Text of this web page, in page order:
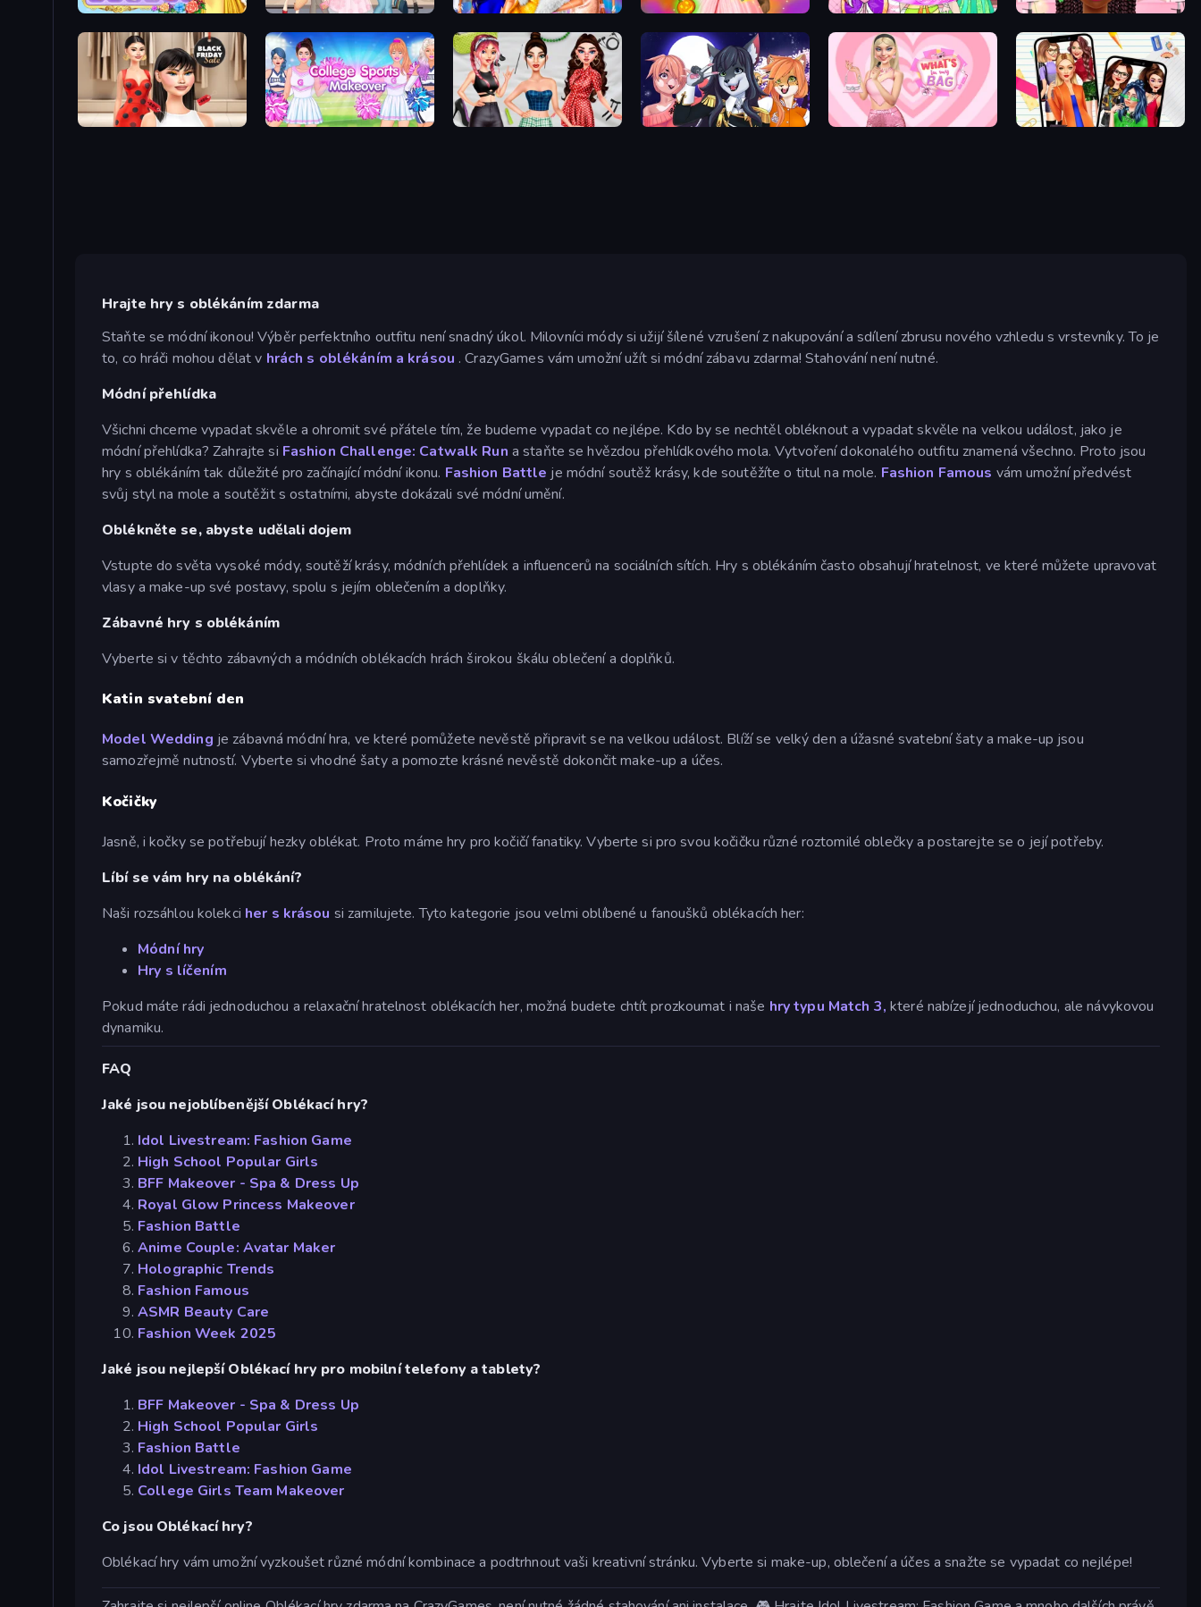
Anime Princess Dress Up Anime Girls Dress Up Games Fashion Dress Up Challenge Iconic Halloween Costumes College Girl Coloring Dress Up Braided Hairstyles Fashion
Shopaholic Black Friday College Sport Team Makeover Brat Girl Summer Furry Dress Up: Anime Creator What's In My Bag Highschool Mean Girls 2
Hrajte hry s oblékáním zdarma
Staňte se módní ikonou! Výběr perfektního outfitu není snadný úkol. Milovníci módy si užijí šílené vzrušení z nakupování a sdílení zbrusu nového vzhledu s vrstevníky. To je
to, co hráči mohou dělat v hrách s oblékáním a krásou . CrazyGames vám umožní užít si módní zábavu zdarma! Stahování není nutné.
Módní přehlídka
Všichni chceme vypadat skvěle a ohromit své přátele tím, že budeme vypadat co nejlépe. Kdo by se nechtěl obléknout a vypadat skvěle na velkou událost, jako je
módní přehlídka? Zahrajte si Fashion Challenge: Catwalk Run a staňte se hvězdou přehlídkového mola. Vytvoření dokonalého outfitu znamená všechno. Proto jsou
hry s oblékáním tak důležité pro začínající módní ikonu. Fashion Battle je módní soutěž krásy, kde soutěžíte o titul na mole. Fashion Famous vám umožní předvést
svůj styl na mole a soutěžit s ostatními, abyste dokázali své módní umění.
Oblékněte se, abyste udělali dojem
Vstupte do světa vysoké módy, soutěží krásy, módních přehlídek a influencerů na sociálních sítích. Hry s oblékáním často obsahují hratelnost, ve které můžete upravovat
vlasy a make-up své postavy, spolu s jejím oblečením a doplňky.
Zábavné hry s oblékáním
Vyberte si v těchto zábavných a módních oblékacích hrách širokou škálu oblečení a doplňků.
Katin svatební den
Model Wedding je zábavná módní hra, ve které pomůžete nevěstě připravit se na velkou událost. Blíží se velký den a úžasné svatební šaty a make-up jsou
samozřejmě nutností. Vyberte si vhodné šaty a pomozte krásné nevěstě dokončit make-up a účes.
Kočičky
Jasně, i kočky se potřebují hezky oblékat. Proto máme hry pro kočičí fanatiky. Vyberte si pro svou kočičku různé roztomilé oblečky a postarejte se o její potřeby.
Líbí se vám hry na oblékání?
Naši rozsáhlou kolekci her s krásou si zamilujete. Tyto kategorie jsou velmi oblíbené u fanoušků oblékacích her:
Módní hry
Hry s líčením
Pokud máte rádi jednoduchou a relaxační hratelnost oblékacích her, možná budete chtít prozkoumat i naše hry typu Match 3, které nabízejí jednoduchou, ale návykovou
dynamiku.
FAQ
Jaké jsou nejoblíbenější Oblékací hry?
Idol Livestream: Fashion Game
High School Popular Girls
BFF Makeover - Spa & Dress Up
Royal Glow Princess Makeover
Fashion Battle
Anime Couple: Avatar Maker
Holographic Trends
Fashion Famous
ASMR Beauty Care
Fashion Week 2025
Jaké jsou nejlepší Oblékací hry pro mobilní telefony a tablety?
BFF Makeover - Spa & Dress Up
High School Popular Girls
Fashion Battle
Idol Livestream: Fashion Game
College Girls Team Makeover
Co jsou Oblékací hry?
Oblékací hry vám umožní vyzkoušet různé módní kombinace a podtrhnout vaši kreativní stránku. Vyberte si make-up, oblečení a účes a snažte se vypadat co nejlépe!